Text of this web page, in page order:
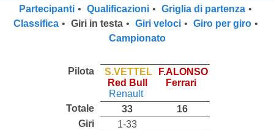
Partecipanti • Qualificazioni • Griglia di partenza •
Classifica • Giri in testa • Giri veloci • Giro per giro •
Campionato
Pilota
S.VETTEL
Red Bull
Renault
F.ALONSO
Ferrari
Totale 33
16
Giri
1-33